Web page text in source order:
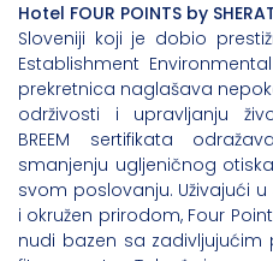
Hotel FOUR POINTS by
Sloveniji koji je dobio
Establishment
prekretnica naglašava
održivosti i upravljanju
BREEM sertifikata
smanjenju ugljeničnog
svom poslovanju. Uživajući
i okružen prirodom, Four
nudi bazen sa